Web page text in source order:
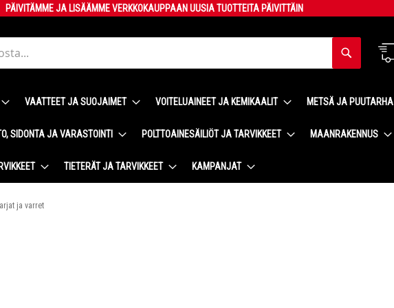
PÄIVITÄMME JA LISÄÄMME VERKKOKAUPPAAN UUSIA TUOTTEITA PÄIVITTÄIN
VAATTEET JA SUOJAIMET VOITELUAINEET JA KEMIKAALIT METSÄ JA PUUTARHA
SIDONTA JA VARASTOINTI POLTTOAINESÄILIÖT JA TARVIKKEET MAANRAKENNUS
TIETERÄT JA TARVIKKEET KAMPANJAT
ja varret